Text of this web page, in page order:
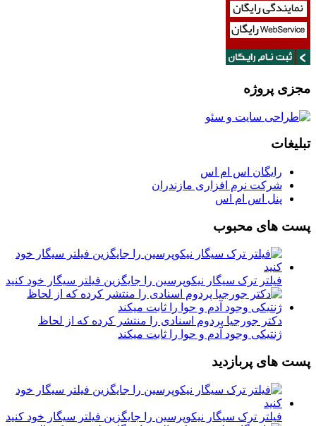
مجزی پروژه
تبلیغات
رایگان اس ام اس
شرکت نرم افزاری مازندران
پنل اس ام اس
پست های محبوب
فیلتر ترک سیگار نیکوپرسین را جایگزین فیلتر سیگار خود کنید
دکتر جورجیا پردوم اسنادی را منتشر کرده که از لحاظ
ژنتیکی وجود آدم و حوا را ثابت میکند
پست های پربازدید
فیلتر ترک سیگار نیکوپرسین را جایگزین فیلتر سیگار خود کنید